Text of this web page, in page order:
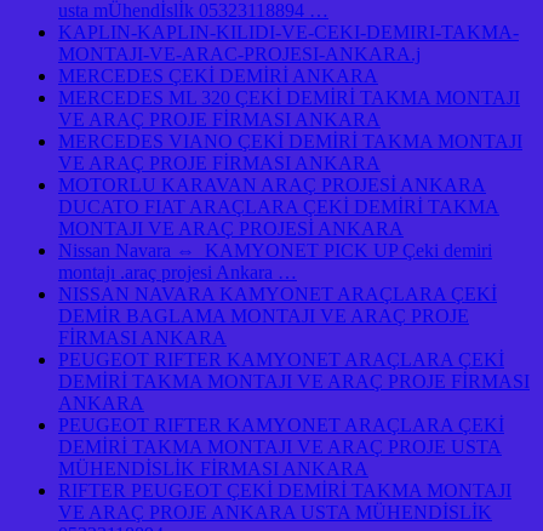
usta mÜhendİslİk 05323118894 …
KAPLIN-KAPLIN-KILIDI-VE-CEKI-DEMIRI-TAKMA-
MONTAJI-VE-ARAC-PROJESI-ANKARA.j
MERCEDES ÇEKİ DEMİRİ ANKARA
MERCEDES ML 320 ÇEKİ DEMİRİ TAKMA MONTAJI
VE ARAÇ PROJE FİRMASI ANKARA
MERCEDES VIANO ÇEKİ DEMİRİ TAKMA MONTAJI
VE ARAÇ PROJE FİRMASI ANKARA
MOTORLU KARAVAN ARAÇ PROJESİ ANKARA
DUCATO FIAT ARAÇLARA ÇEKİ DEMİRİ TAKMA
MONTAJI VE ARAÇ PROJESİ ANKARA
Nissan Navara ⇔ KAMYONET PICK UP Çeki demiri
montajı .araç projesi Ankara …
NISSAN NAVARA KAMYONET ARAÇLARA ÇEKİ
DEMİR BAGLAMA MONTAJI VE ARAÇ PROJE
FİRMASI ANKARA
PEUGEOT RIFTER KAMYONET ARAÇLARA ÇEKİ
DEMİRİ TAKMA MONTAJI VE ARAÇ PROJE FİRMASI
ANKARA
PEUGEOT RIFTER KAMYONET ARAÇLARA ÇEKİ
DEMİRİ TAKMA MONTAJI VE ARAÇ PROJE USTA
MÜHENDİSLİK FİRMASI ANKARA
RIFTER PEUGEOT ÇEKİ DEMİRİ TAKMA MONTAJI
VE ARAÇ PROJE ANKARA USTA MÜHENDİSLİK